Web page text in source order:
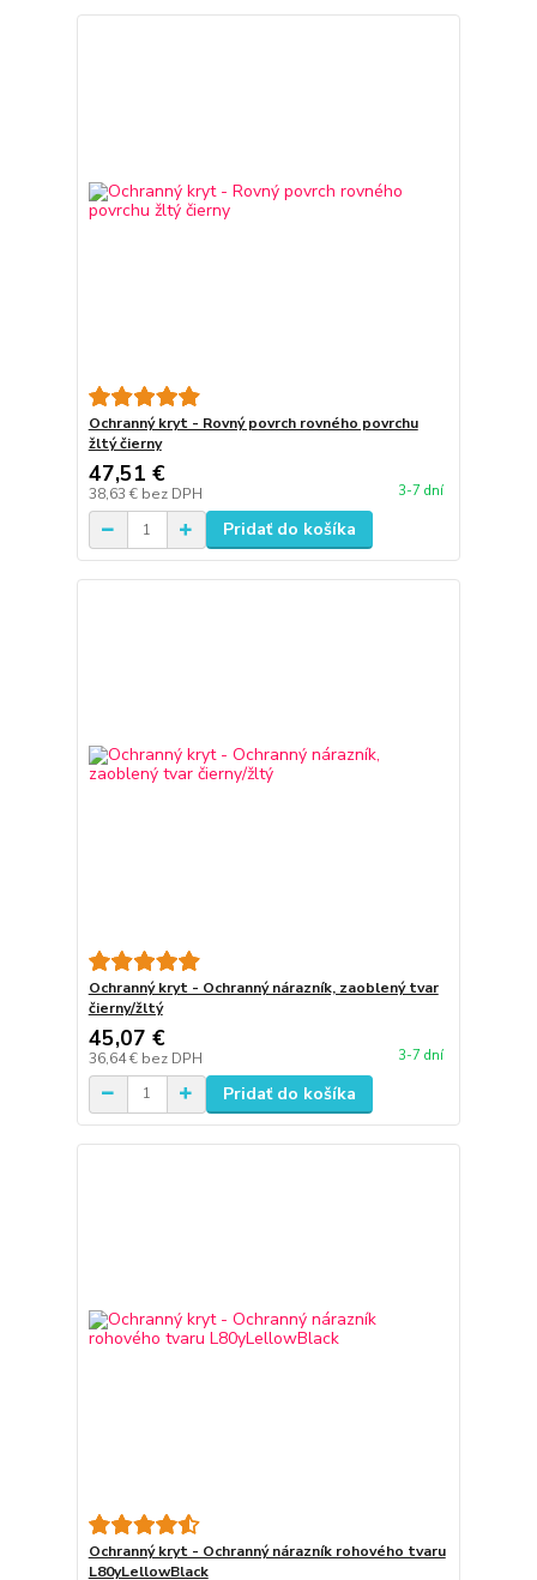
Ochranný kryt - Rovný povrch rovného povrchu
žltý čierny
47,51 €
38,63 € bez DPH 3-7 dní
Pridať do košíka
Ochranný kryt - Ochranný nárazník, zaoblený tvar
čierny/žltý
45,07 €
36,64 € bez DPH 3-7 dní
Pridať do košíka
Ochranný kryt - Ochranný nárazník rohového tvaru
L80yLellowBlack